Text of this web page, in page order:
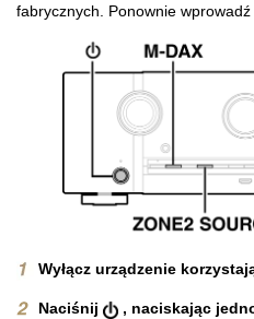
fabrycznych. Ponownie wprowadź
Wyłącz urządzenie
Naciśnij
, naciskając